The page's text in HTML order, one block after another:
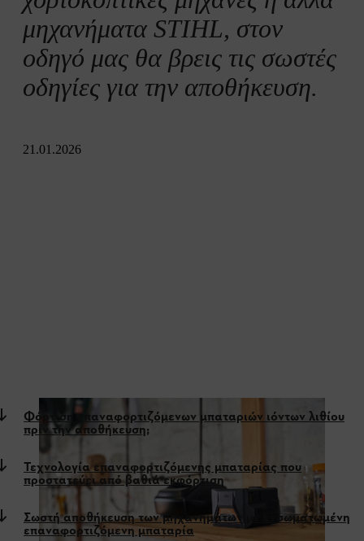
μηχανήματα STIHL, στον
οδηγό μας θα βρεις τις σωστές
οδηγίες για την αποθήκευση.
21.01.2026
Φόρτιση επαναφορτιζόμενων μπαταριών ιόντων λιθίου
πριν την αποθήκευση;
Τεχνολογία επαναφορτιζόμενης μπαταρίας που
προστατεύει από βαθιά εκφόρτιση
Σωστή αποθήκευση των μηχανημάτων με ενσωματωμένη
επαναφορτιζόμενη μπαταρία